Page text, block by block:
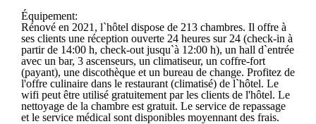
Équipement:
Rénové en 2021, l`hôtel dispose de 213 chambres. Il offre à
ses clients une réception ouverte 24 heures sur 24 (check-in à
partir de 14:00 h, check-out jusqu`à 12:00 h), un hall d`entrée
avec un bar, 3 ascenseurs, un climatiseur, un coffre-fort
(payant), une discothèque et un bureau de change. Profitez de
l'offre culinaire dans le restaurant (climatisé) de l`hôtel. Le
wifi peut être utilisé gratuitement par les clients de l'hôtel. Le
nettoyage de la chambre est gratuit. Le service de repassage
et le service médical sont disponibles moyennant des frais.